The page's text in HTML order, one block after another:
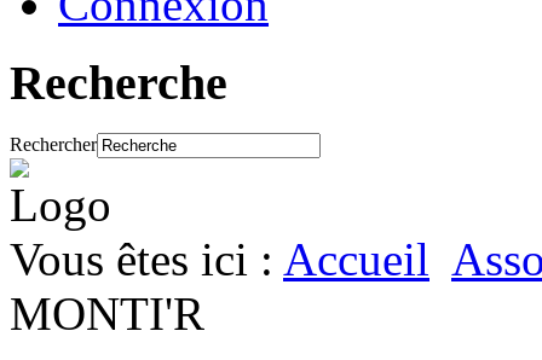
Recherche
Rechercher
Vous êtes ici : Accueil
MONTI'R